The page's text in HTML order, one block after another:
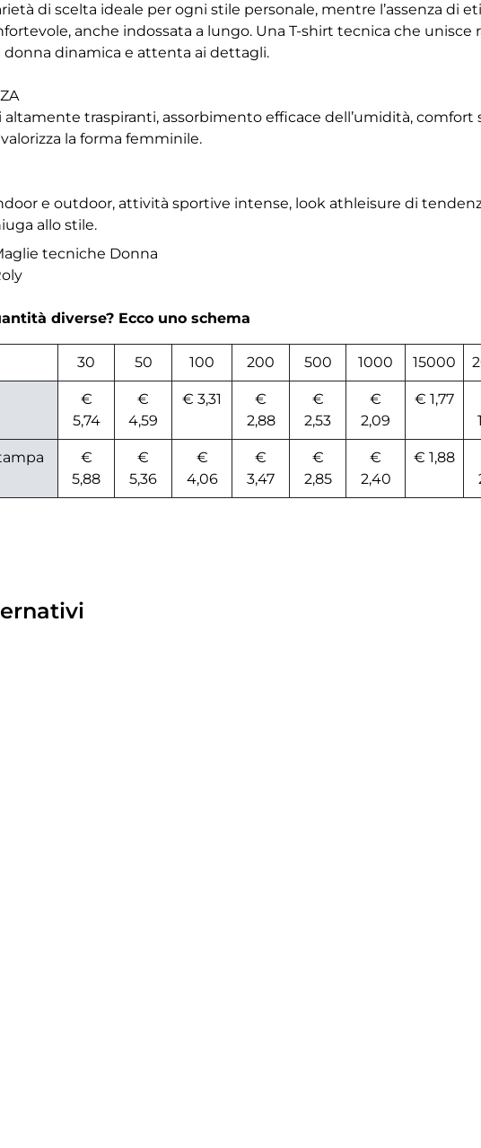
di scelta ideale per ogni stile personale, mentre l’assenza di
anche indossata a lungo. Una T-shirt tecnica che unisce
donna dinamica e attenta ai dettagli.
altamente traspiranti, assorbimento efficace dell’umidità, comfort
la forma femminile.
e outdoor, attività sportive intense, look athleisure di
allo stile.
tecniche Donna
diverse? Ecco uno schema
30 50 100 200 500 1000 15000
€
5,74
€
4,59
€ 3,31
€
2,88
€
2,53
€
2,09
€ 1,77
€
5,88
€
5,36
€
4,06
€
3,47
€
2,85
€
2,40
€ 1,88